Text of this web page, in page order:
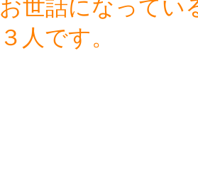
お世話になってい
３人です。